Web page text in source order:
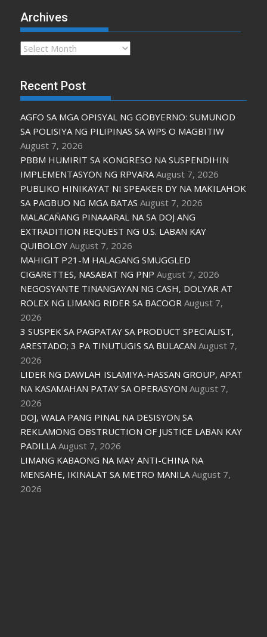
Archives
Archives
Recent Post
AGFO SA MGA OPISYAL NG GOBYERNO: SUMUNOD
SA POLISIYA NG PILIPINAS SA WPS O MAGBITIW
August 7, 2026
PBBM HUMIRIT SA KONGRESO NA SUSPENDIHIN
IMPLEMENTASYON NG RPVARA August 7, 2026
PUBLIKO HINIKAYAT NI SPEAKER DY NA MAKILAHOK
SA PAGBUO NG MGA BATAS August 7, 2026
MALACAÑANG PINAAARAL NA SA DOJ ANG
EXTRADITION REQUEST NG U.S. LABAN KAY
QUIBOLOY August 7, 2026
MAHIGIT P21-M HALAGANG SMUGGLED
CIGARETTES, NASABAT NG PNP August 7, 2026
NEGOSYANTE TINANGAYAN NG CASH, DOLYAR AT
ROLEX NG LIMANG RIDER SA BACOOR August 7,
2026
3 SUSPEK SA PAGPATAY SA PRODUCT SPECIALIST,
ARESTADO; 3 PA TINUTUGIS SA BULACAN August 7,
2026
LIDER NG DAWLAH ISLAMIYA-HASSAN GROUP, APAT
NA KASAMAHAN PATAY SA OPERASYON August 7,
2026
DOJ, WALA PANG PINAL NA DESISYON SA
REKLAMONG OBSTRUCTION OF JUSTICE LABAN KAY
PADILLA August 7, 2026
LIMANG KABAONG NA MAY ANTI-CHINA NA
MENSAHE, IKINALAT SA METRO MANILA August 7,
2026